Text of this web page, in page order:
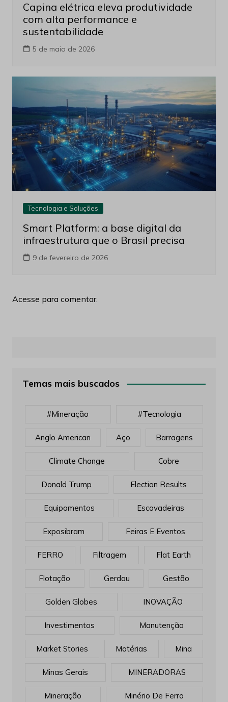
Capina elétrica eleva produtividade
com alta performance e
sustentabilidade
5 de maio de 2026
Tecnologia e Soluções
Smart Platform: a base digital da
infraestrutura que o Brasil precisa
9 de fevereiro de 2026
Acesse para comentar.
Temas mais buscados
#mineração #tecnologia
Anglo American Aço Barragens
Climate Change Cobre
Donald Trump Election Results
Equipamentos Escavadeiras
Exposibram Feiras E Eventos
FERRO Filtragem Flat Earth
Flotação Gerdau Gestão
Golden Globes INOVAÇÃO
Investimentos Manutenção
Market Stories Matérias Mina
Minas Gerais MINERADORAS
Mineração Minério De Ferro